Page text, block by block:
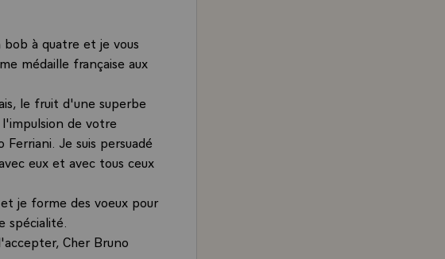
à quatre et je vous
médaille française aux
le fruit d'une superbe
de votre
Je suis persuadé
eux et avec tous ceux
je forme des voeux pour
spécialité.
Cher Bruno